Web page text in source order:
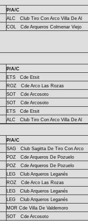
P/A/C
ALC Club Tiro Con Arco Villa De Al
COL Cde Arqueros Colmenar Viejo
P/A/C
ETS Cde Etsit
ROZ Cde Arco Las Rozas
SOT Cde Arcosoto
SOT Cde Arcosoto
ETS Cde Etsit
ALC Club Tiro Con Arco Villa De Al
P/A/C
SAG Club Sagitta De Tiro Con Arco
POZ Cde Arqueros De Pozuelo
POZ Cde Arqueros De Pozuelo
LEG Club Arqueros Leganés
ROZ Cde Arco Las Rozas
LEG Club Arqueros Leganés
LEG Club Arqueros Leganés
MOR Cde Villa De Valdemoro
SOT Cde Arcosoto